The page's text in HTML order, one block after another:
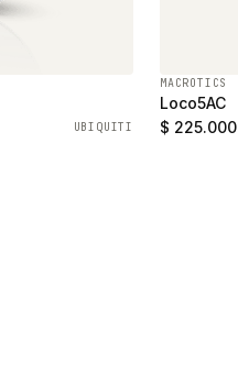
UBIQUITI
MACROTICS
Loco5AC
$ 225.000